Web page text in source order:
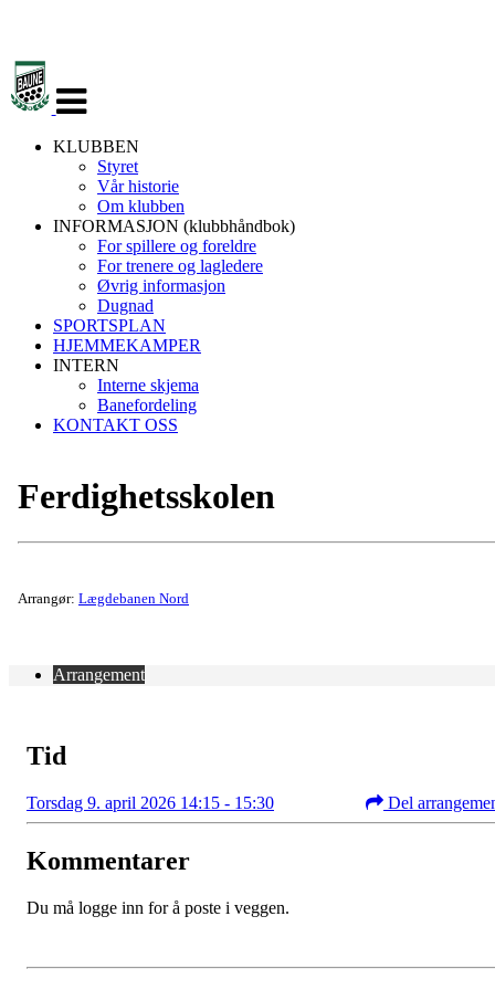
navigasjon
KLUBBEN
Styret
Vår historie
Om klubben
INFORMASJON (klubbhåndbok)
For spillere og foreldre
For trenere og lagledere
Øvrig informasjon
Dugnad
SPORTSPLAN
HJEMMEKAMPER
INTERN
Interne skjema
Banefordeling
KONTAKT OSS
Ferdighetsskolen
Arrangør: Lægdebanen Nord
Arrangement
Tid
Torsdag 9. april 2026 14:15 - 15:30 Del
Kommentarer
Du må logge inn for å poste i veggen.